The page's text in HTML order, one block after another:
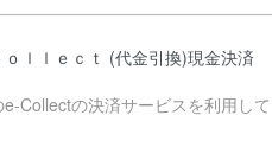
ｌｌｅｃｔ (代金引換)現金決済
Collectの決済サービスを利用して